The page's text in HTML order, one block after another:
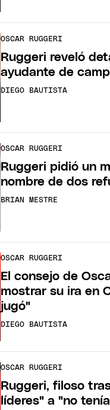
OSCAR RUGGERI
Ruggeri reveló
ayudante de
DIEGO BAUTISTA
OSCAR RUGGERI
Ruggeri pidió un
nombre de dos
BRIAN MESTRE
OSCAR RUGGERI
El consejo de
mostrar su ira en
jugó"
DIEGO BAUTISTA
OSCAR RUGGERI
Ruggeri, filoso
líderes" a "no